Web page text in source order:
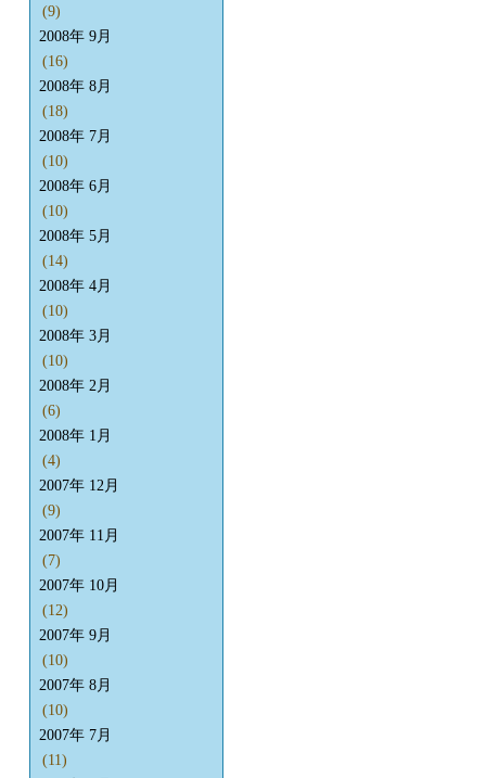
(9)
2008年 9月
(16)
2008年 8月
(18)
2008年 7月
(10)
2008年 6月
(10)
2008年 5月
(14)
2008年 4月
(10)
2008年 3月
(10)
2008年 2月
(6)
2008年 1月
(4)
2007年 12月
(9)
2007年 11月
(7)
2007年 10月
(12)
2007年 9月
(10)
2007年 8月
(10)
2007年 7月
(11)